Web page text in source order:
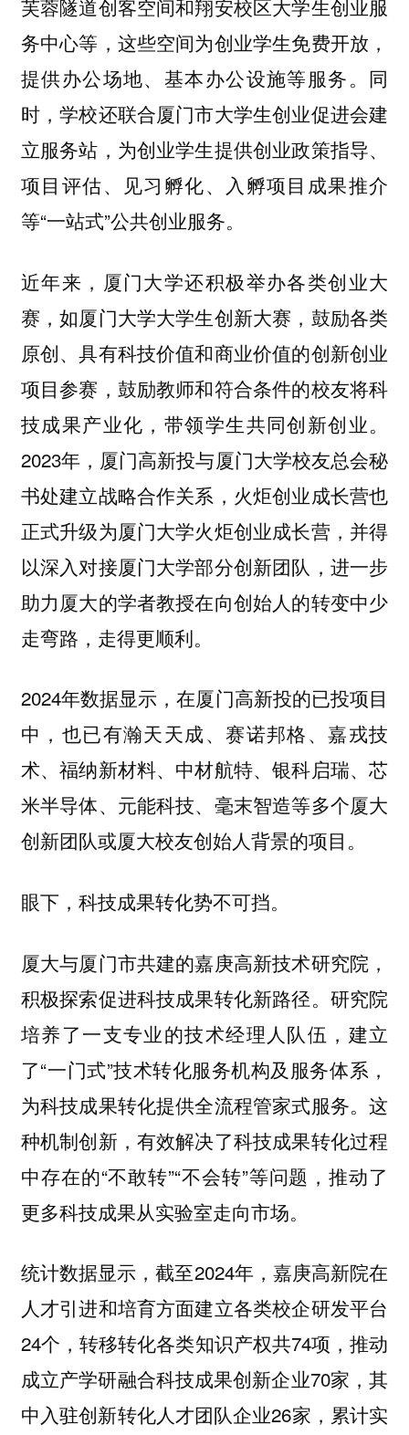
芙蓉隧道创客空间和翔安校区大学生创业服
务中心等，这些空间为创业学生免费开放，
提供办公场地、基本办公设施等服务。同
时，学校还联合厦门市大学生创业促进会建
立服务站，为创业学生提供创业政策指导、
项目评估、见习孵化、入孵项目成果推介
等“一站式”公共创业服务。
近年来，厦门大学还积极举办各类创业大
赛，如厦门大学大学生创新大赛，鼓励各类
原创、具有科技价值和商业价值的创新创业
项目参赛，鼓励教师和符合条件的校友将科
技成果产业化，带领学生共同创新创业。
2023年，厦门高新投与厦门大学校友总会秘
书处建立战略合作关系，火炬创业成长营也
正式升级为厦门大学火炬创业成长营，并得
以深入对接厦门大学部分创新团队，进一步
助力厦大的学者教授在向创始人的转变中少
走弯路，走得更顺利。
2024年数据显示，在厦门高新投的已投项目
中，也已有瀚天天成、赛诺邦格、嘉戎技
术、福纳新材料、中材航特、银科启瑞、芯
米半导体、元能科技、毫末智造等多个厦大
创新团队或厦大校友创始人背景的项目。
眼下，科技成果转化势不可挡。
厦大与厦门市共建的嘉庚高新技术研究院，
积极探索促进科技成果转化新路径。研究院
培养了一支专业的技术经理人队伍，建立
了“一门式”技术转化服务机构及服务体系，
为科技成果转化提供全流程管家式服务。这
种机制创新，有效解决了科技成果转化过程
中存在的“不敢转”“不会转”等问题，推动了
更多科技成果从实验室走向市场。
统计数据显示，截至2024年，嘉庚高新院在
人才引进和培育方面建立各类校企研发平台
24个，转移转化各类知识产权共74项，推动
成立产学研融合科技成果创新企业70家，其
中入驻创新转化人才团队企业26家，累计实